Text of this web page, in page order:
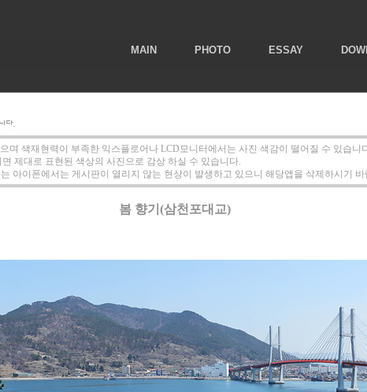
ESSAY
PHOTO
MAIN
며 색재현력이 부족한 익스플로어나 LCD모니터에서는 사진 색감이 떨어질 수 있습니
제대로 표현된 색상의 사진으로 감상 하실 수 있습니다.
아이폰에서는 게시판이 열리지 않는 현상이 발생하고 있으니 해당앱을 삭제하시기 바
봄 향기(삼천포대교)